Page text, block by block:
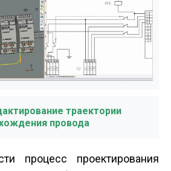
траектории
провода
процесс проектирования